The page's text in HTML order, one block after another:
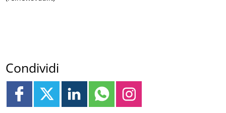
Condividi